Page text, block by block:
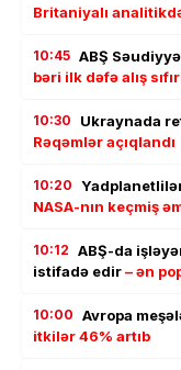
Britaniyalı
10:45 ABŞ
bəri ilk dəfə alış
10:30 Ukraynada
Rəqəmlər açıqlandı
10:20
NASA-nın keçmiş
10:12 ABŞ-da
istifadə edir– ən
10:00 Avropa
itkilər 46% artıb